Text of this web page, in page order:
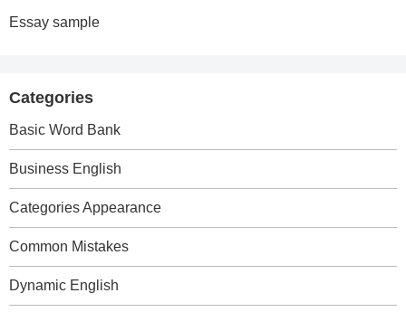
Essay sample
Categories
Basic Word Bank
Business English
Categories Appearance
Common Mistakes
Dynamic English